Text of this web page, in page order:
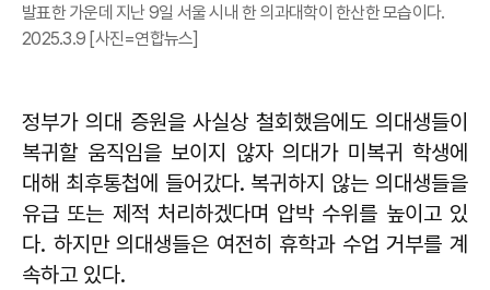
발표한 가운데 지난 9일 서울 시내 한 의과대학이 한산한 모습이다.
2025.3.9 [사진=연합뉴스]
정부가 의대 증원을 사실상 철회했음에도 의대생들이
복귀할 움직임을 보이지 않자 의대가 미복귀 학생에
대해 최후통첩에 들어갔다. 복귀하지 않는 의대생들을
유급 또는 제적 처리하겠다며 압박 수위를 높이고 있
다. 하지만 의대생들은 여전히 휴학과 수업 거부를 계
속하고 있다.